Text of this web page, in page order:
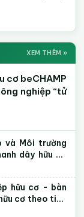
XEM THÊM »
cơ beCHAMP
nghiệp “tử
và Môi trường
dây hữu cơ
hữu cơ - bàn
cơ theo tiêu